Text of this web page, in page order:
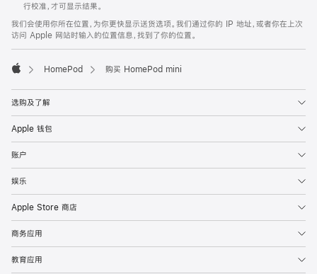
行校准，才可显示结果。
我们会使用你所在位置，为你更快显示送货选项。我们通过你的 IP 地址，或者你在上次
访问 Apple 网站时输入的位置信息，找到了你的位置。
HomePod 购买 HomePod mini
选购及了解
Apple 钱包
账户
娱乐
Apple Store 商店
商务应用
教育应用